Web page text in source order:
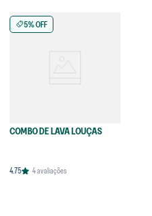
5% OFF
COMBO DE LAVA LOUÇAS
4.75 4avaliações